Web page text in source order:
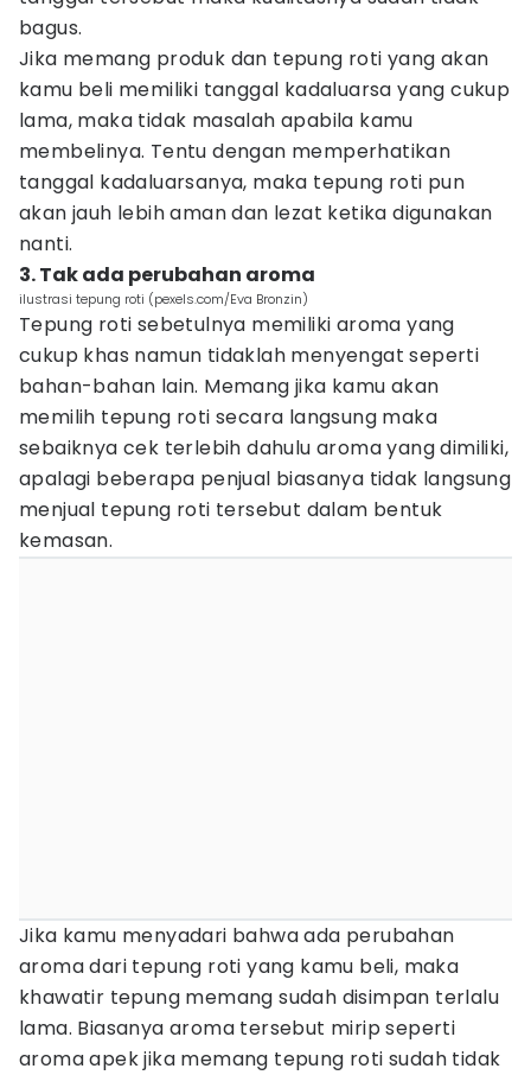
bagus.
Jika memang produk dan tepung roti yang akan
kamu beli memiliki tanggal kadaluarsa yang cukup
lama, maka tidak masalah apabila kamu
membelinya. Tentu dengan memperhatikan
tanggal kadaluarsanya, maka tepung roti pun
akan jauh lebih aman dan lezat ketika digunakan
nanti.
3. Tak ada perubahan aroma
ilustrasi tepung roti (pexels.com/Eva Bronzin)
Tepung roti sebetulnya memiliki aroma yang
cukup khas namun tidaklah menyengat seperti
bahan-bahan lain. Memang jika kamu akan
memilih tepung roti secara langsung maka
sebaiknya cek terlebih dahulu aroma yang dimiliki,
apalagi beberapa penjual biasanya tidak langsung
menjual tepung roti tersebut dalam bentuk
kemasan.
Jika kamu menyadari bahwa ada perubahan
aroma dari tepung roti yang kamu beli, maka
khawatir tepung memang sudah disimpan terlalu
lama. Biasanya aroma tersebut mirip seperti
aroma apek jika memang tepung roti sudah tidak